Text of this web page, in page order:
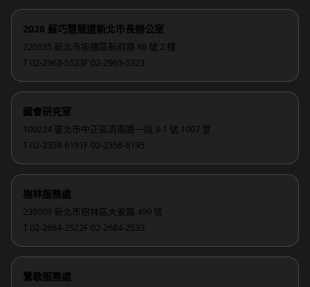
2026 蘇巧慧競選新北市長辦公室
220335 新北市板橋區新府路 88 號 2 樓
T 02-2963-5523F 02-2963-5323
國會研究室
100224 臺北市中正區濟南路一段 3-1 號 1007 室
T 02-2358-6191 F 02-2358-6195
樹林服務處
238009 新北市樹林區大安路 499 號
T 02-2684-2522F 02-2684-2533
鶯歌服務處